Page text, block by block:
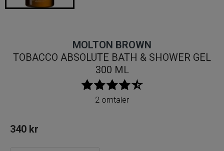
MOLTON BROWN
TOBACCO ABSOLUTE BATH & SHOWER GEL
300 ML
2 omtaler
340 kr